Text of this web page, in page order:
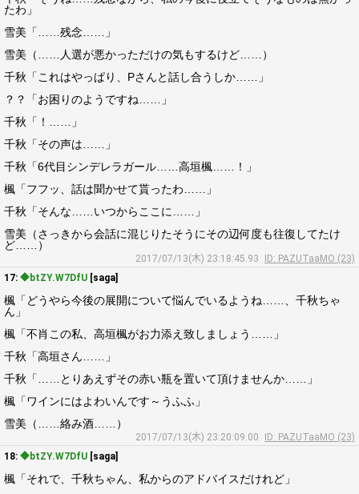
たわ」
雪美「……残念……」
雪美（……人選が悪かっただけの気もするけど……）
千秋「これはやっぱり、Pさんと話し合うしか……」
？？「お困りのようですね……」
千秋「！……」
千秋「その声は……」
千秋「6代目シンデレラガール……高垣楓……！」
楓「フフッ、話は聞かせて貰ったわ……」
千秋「そんな……いつからここに……」
雪美（さっきから会話に混じりたそうにその辺何度も往復してたけ
ど……）
2017/07/13(木) 23:18:45.93
ID: PAZUTaaMO (23)
17: ◆btZY.W7DfU [saga]
楓「どうやら今後の展開について悩んでいるようね……、千秋ちゃ
ん」
楓「不肖この私、高垣楓がお力添え致しましょう……」
千秋「高垣さん……」
千秋「……とりあえずその赤い瓶を置いて頂けませんか……」
楓「ワインにはよわいんです～うふふ」
雪美（……絡み酒……）
2017/07/13(木) 23:20:09.00
ID: PAZUTaaMO (23)
18: ◆btZY.W7DfU [saga]
楓「それで、千秋ちゃん、私からのアドバイスだけれど」